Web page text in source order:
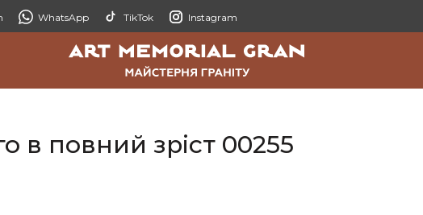
WhatsApp TikTok Instagram
в повний зріст 00255